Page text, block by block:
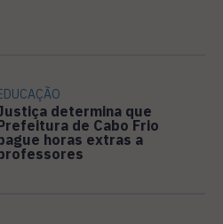
determina que
de Cabo Frio
horas extras a